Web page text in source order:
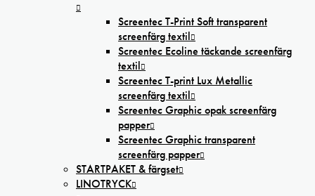
Screentec T-Print Soft transparent
screenfärg textil
Screentec Ecoline täckande screenfärg
textil
Screentec T-print Lux Metallic
screenfärg textil
Screentec Graphic opak screenfärg
papper
Screentec Graphic transparent
screenfärg papper
STARTPAKET & färgset
LINOTRYCK